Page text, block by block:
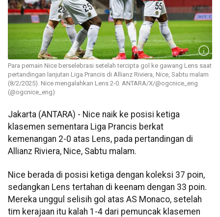
Para pemain Nice berselebrasi setelah tercipta gol ke gawang Lens saat
pertandingan lanjutan Liga Prancis di Allianz Riviera, Nice, Sabtu malam
(8/2/2025). Nice mengalahkan Lens 2-0. ANTARA/X/@ogcnice_eng
(@ogcnice_eng)
Jakarta (ANTARA) - Nice naik ke posisi ketiga
klasemen sementara Liga Prancis berkat
kemenangan 2-0 atas Lens, pada pertandingan di
Allianz Riviera, Nice, Sabtu malam.
Nice berada di posisi ketiga dengan koleksi 37 poin,
sedangkan Lens tertahan di keenam dengan 33 poin.
Mereka unggul selisih gol atas AS Monaco, setelah
tim kerajaan itu kalah 1-4 dari pemuncak klasemen